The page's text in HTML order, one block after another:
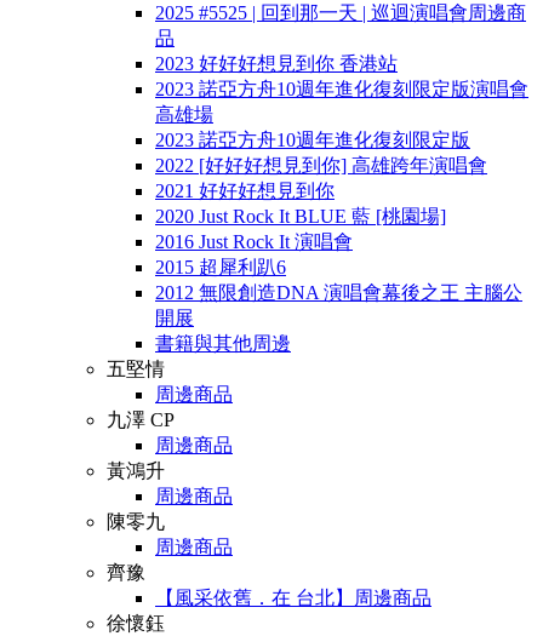
2025 #5525 | 回到那一天 | 巡迴演唱會周邊商
品
2023 好好好想見到你 香港站
2023 諾亞方舟10週年進化復刻限定版演唱會
高雄場
2023 諾亞方舟10週年進化復刻限定版
2022 [好好好想見到你] 高雄跨年演唱會
2021 好好好想見到你
2020 Just Rock It BLUE 藍 [桃園場]
2016 Just Rock It 演唱會
2015 超犀利趴6
2012 無限創造DNA 演唱會幕後之王 主腦公
開展
書籍與其他周邊
五堅情
周邊商品
九澤 CP
周邊商品
黃鴻升
周邊商品
陳零九
周邊商品
齊豫
【風采依舊．在 台北】周邊商品
徐懷鈺